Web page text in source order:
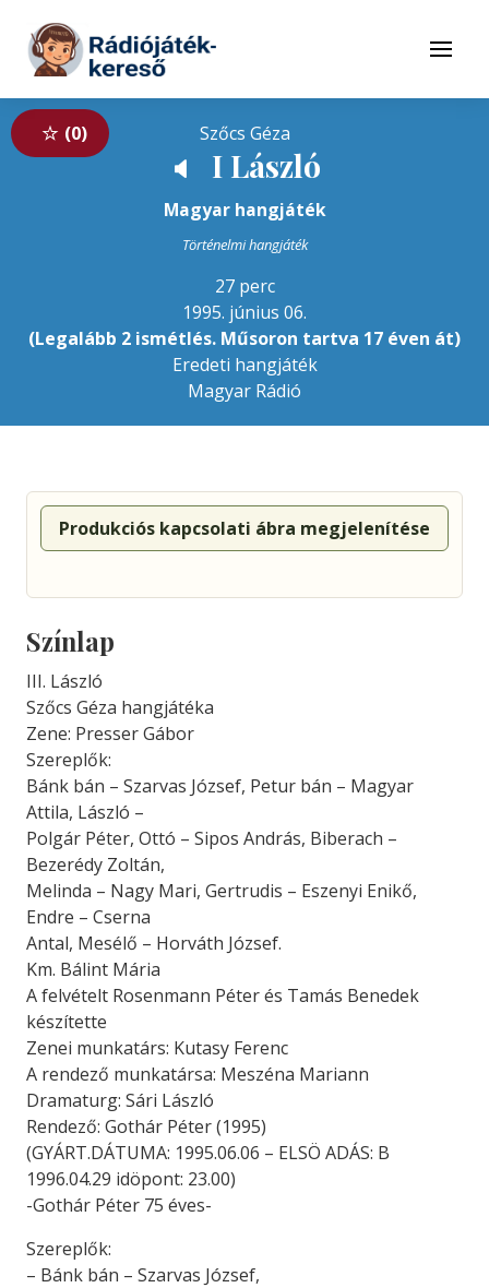
Tovább a tartalomhoz
Menü
0 Szőcs Géza
🔈 I László
Magyar hangjáték
Történelmi hangjáték
27 perc
1995. június 06.
(Legalább 2 ismétlés. Műsoron tartva 17 éven át)
Eredeti hangjáték
Magyar Rádió
Produkciós kapcsolati ábra megjelenítése
Színlap
III. László
Szőcs Géza hangjátéka
Zene: Presser Gábor
Szereplők:
Bánk bán – Szarvas József, Petur bán – Magyar
Attila, László –
Polgár Péter, Ottó – Sipos András, Biberach –
Bezerédy Zoltán,
Melinda – Nagy Mari, Gertrudis – Eszenyi Enikő,
Endre – Cserna
Antal, Mesélő – Horváth József.
Km. Bálint Mária
A felvételt Rosenmann Péter és Tamás Benedek
készítette
Zenei munkatárs: Kutasy Ferenc
A rendező munkatársa: Meszéna Mariann
Dramaturg: Sári László
Rendező: Gothár Péter (1995)
(GYÁRT.DÁTUMA: 1995.06.06 – ELSÖ ADÁS: B
1996.04.29 idöpont: 23.00)
-Gothár Péter 75 éves-
Szereplők:
– Bánk bán – Szarvas József,